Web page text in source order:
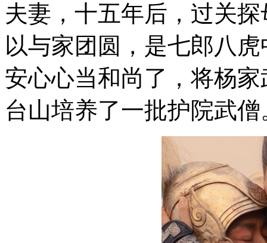
夫妻，十五年后，过关
以与家团圆，是七郎八
安心心当和尚了，将杨
台山培养了一批护院武僧